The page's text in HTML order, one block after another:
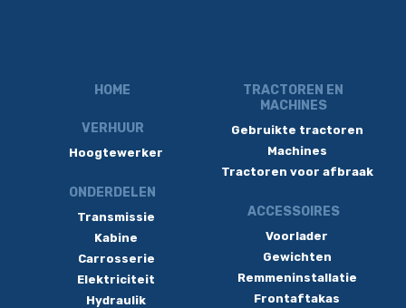
HOME
VERHUUR
Hoogtewerker
ONDERDELEN
Transmissie
Kabine
Carrosserie
Elektriciteit
Hydraulik
TRACTOREN EN
MACHINES
Gebruikte tractoren
Machines
Tractoren voor afbraak
ACCESSOIRES
Voorlader
Gewichten
Remmeninstallatie
Frontaftakas